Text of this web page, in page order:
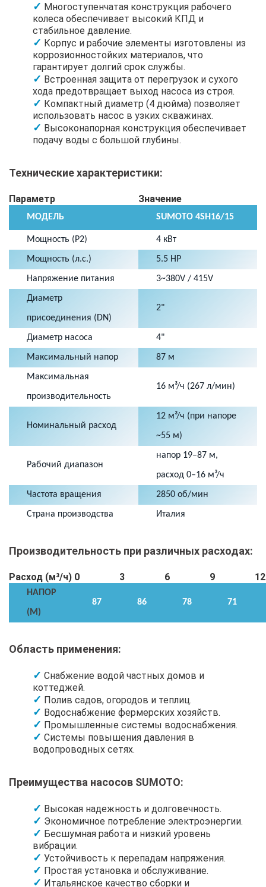
Многоступенчатая конструкция рабочего
колеса обеспечивает высокий КПД и
стабильное давление.
Корпус и рабочие элементы изготовлены из
коррозионностойких материалов, что
гарантирует долгий срок службы.
Встроенная защита от перегрузок и сухого
хода предотвращает выход насоса из строя.
Компактный диаметр (4 дюйма) позволяет
использовать насос в узких скважинах.
Высоконапорная конструкция обеспечивает
подачу воды с большой глубины.
Технические характеристики:
Параметр Значение
МОДЕЛЬ SUMOTO 4SH16/15
Мощность (P2) 4 кВт
Мощность (л.с.) 5.5 HP
Напряжение питания 3~380V / 415V
Диаметр
присоединения (DN)
2"
Диаметр насоса 4"
Максимальный напор 87 м
Максимальная
производительность
16 м³/ч (267 л/мин)
Номинальный расход
12 м³/ч (при напоре
~55 м)
Рабочий диапазон
напор 19–87 м,
расход 0–16 м³/ч
Частота вращения 2850 об/мин
Страна производства Италия
Производительность при различных расходах:
Расход (м³/ч) 0 3 6 9 12
НАПОР
(М)
87 86 78 71
Область применения:
Снабжение водой частных домов и
коттеджей.
Полив садов, огородов и теплиц.
Водоснабжение фермерских хозяйств.
Промышленные системы водоснабжения.
Системы повышения давления в
водопроводных сетях.
Преимущества насосов SUMOTO:
Высокая надежность и долговечность.
Экономичное потребление электроэнергии.
Бесшумная работа и низкий уровень
вибрации.
Устойчивость к перепадам напряжения.
Простая установка и обслуживание.
Итальянское качество сборки и